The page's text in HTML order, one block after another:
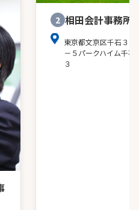
2 相田会計事務所
東京都文京区千石３－
－５パークハイム千石
３